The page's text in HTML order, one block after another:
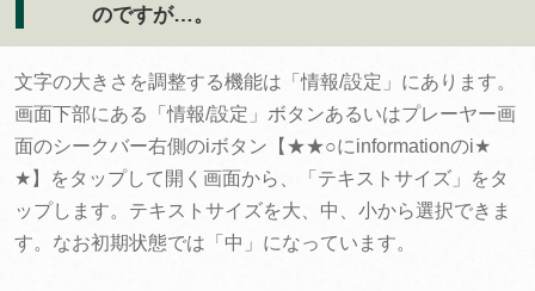
のですが…。
文字の大きさを調整する機能は「情報/設定」にあります。
画面下部にある「情報/設定」ボタンあるいはプレーヤー画
面のシークバー右側のiボタン【★★○にinformationのi★
★】をタップして開く画面から、「テキストサイズ」をタ
ップします。テキストサイズを大、中、小から選択できま
す。なお初期状態では「中」になっています。